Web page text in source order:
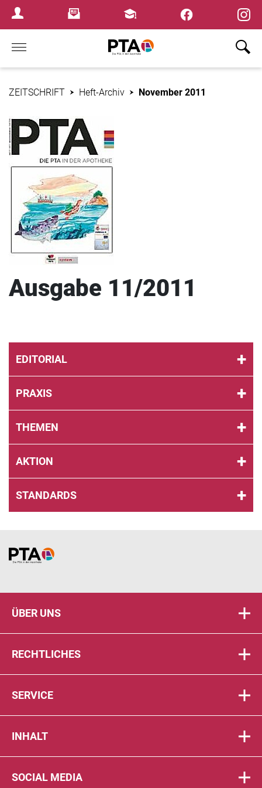
Login MenuNewsletterFortbildungen
Home
ZEITSCHRIFT Heft-Archiv November 2011
Ausgabe 11/2011
EDITORIAL
PRAXIS
THEMEN
AKTION
STANDARDS
Home
ÜBER UNS
RECHTLICHES
SERVICE
INHALT
SOCIAL MEDIA
×